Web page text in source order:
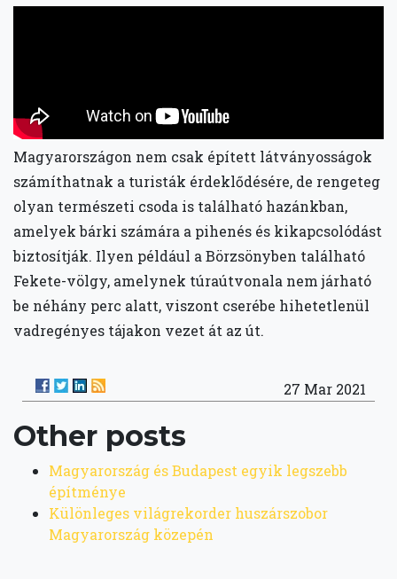
Magyarországon nem csak épített látványosságok
számíthatnak a turisták érdeklődésére, de rengeteg
olyan természeti csoda is található hazánkban,
amelyek bárki számára a pihenés és kikapcsolódást
biztosítják. Ilyen például a Börzsönyben található
Fekete-völgy, amelynek túraútvonala nem járható
be néhány perc alatt, viszont cserébe hihetetlenül
vadregényes tájakon vezet át az út.
27 Mar 2021
Other posts
Magyarország és Budapest egyik legszebb
építménye
Különleges világrekorder huszárszobor
Magyarország közepén